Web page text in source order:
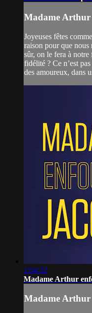
Madame Arthur
Joyeuses fêtes
raison pour que nous
sûr, on le fera à notre
fidélité ? Ce n’est
des amoureux, dans
1:04:32
Madame Arthur
Madame Arthur